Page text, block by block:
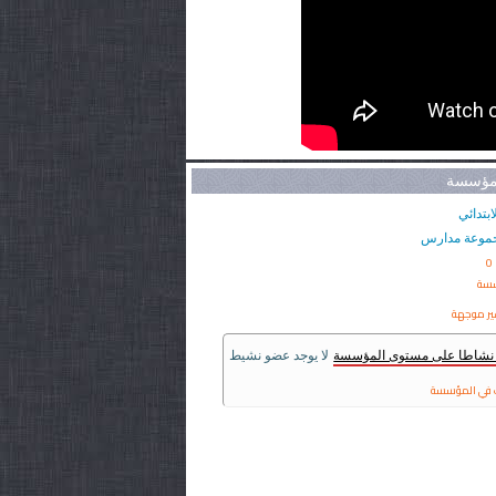
مدارس
0
موجهة
نشاطا على مستوى المؤسسة لا يوجد عضو نشيط
المؤسسة